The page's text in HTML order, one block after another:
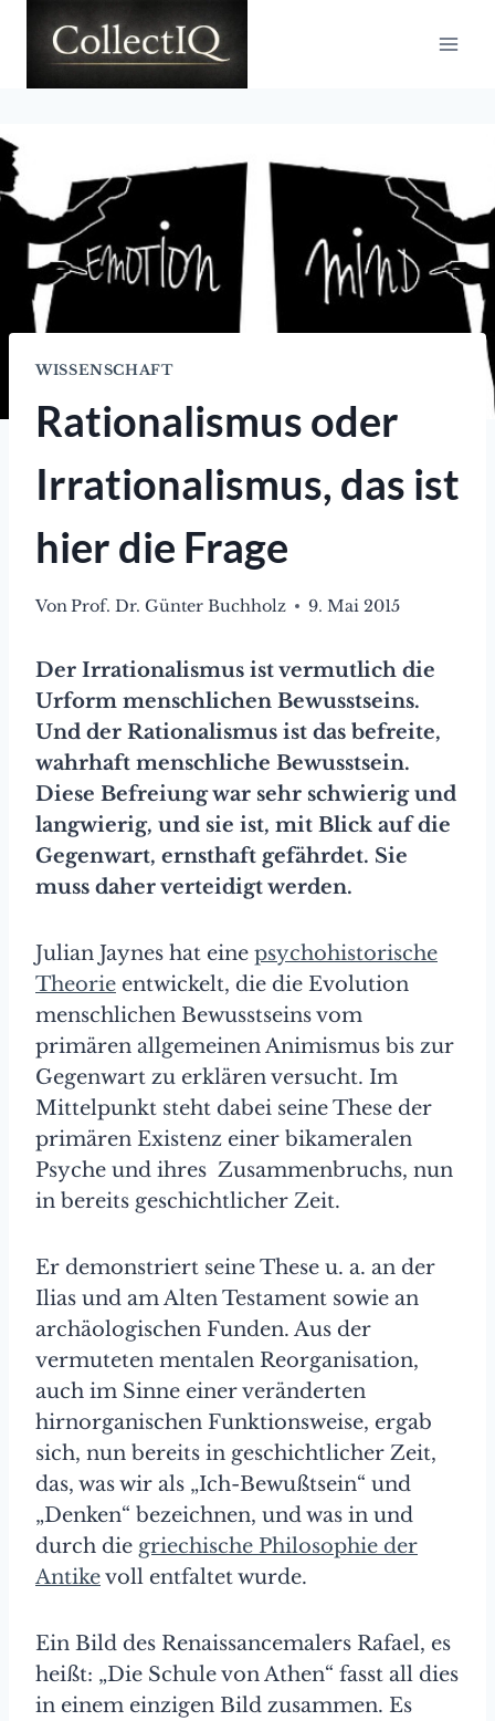
Inhalt
WISSENSCHAFT
Rationalismus oder
Irrationalismus, das ist
hier die Frage
VonProf. Dr. Günter Buchholz 9. Mai 2015
Der Irrationalismus ist vermutlich die
Urform menschlichen Bewusstseins.
Und der Rationalismus ist das befreite,
wahrhaft menschliche Bewusstsein.
Diese Befreiung war sehr schwierig und
langwierig, und sie ist, mit Blick auf die
Gegenwart, ernsthaft gefährdet. Sie
muss daher verteidigt werden.
Julian Jaynes hat eine psychohistorische
Theorie entwickelt, die die Evolution
menschlichen Bewusstseins vom
primären allgemeinen Animismus bis zur
Gegenwart zu erklären versucht. Im
Mittelpunkt steht dabei seine These der
primären Existenz einer bikameralen
Psyche und ihres Zusammenbruchs, nun
in bereits geschichtlicher Zeit.
Er demonstriert seine These u. a. an der
Ilias und am Alten Testament sowie an
archäologischen Funden. Aus der
vermuteten mentalen Reorganisation,
auch im Sinne einer veränderten
hirnorganischen Funktionsweise, ergab
sich, nun bereits in geschichtlicher Zeit,
das, was wir als „Ich-Bewußtsein“ und
„Denken“ bezeichnen, und was in und
durch die griechische Philosophie der
Antikevoll entfaltet wurde.
Ein Bild des Renaissancemalers Rafael, es
heißt: „Die Schule von Athen“ fasst all dies
in einem einzigen Bild zusammen. Es